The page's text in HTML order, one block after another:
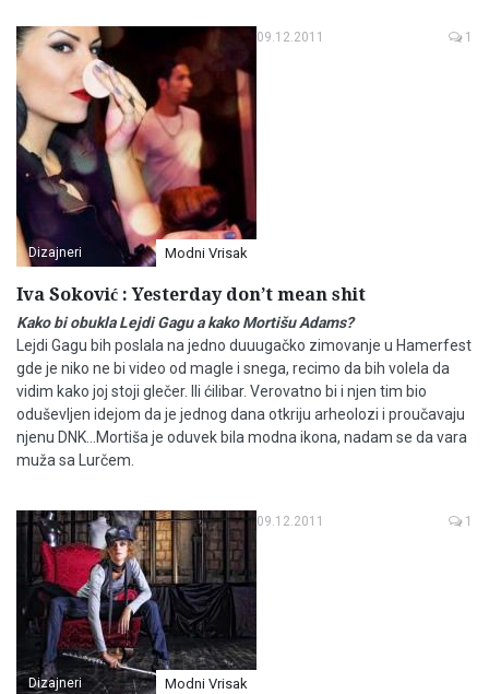
Dizajneri Modni Vrisak
09.12.2011 1
Iva Soković : Yesterday don’t mean shit
Kako bi obukla Lejdi Gagu a kako Mortišu Adams?
Lejdi Gagu bih poslala na jedno duuugačko zimovanje u Hamerfest
gde je niko ne bi video od magle i snega, recimo da bih volela da
vidim kako joj stoji glečer. Ili ćilibar. Verovatno bi i njen tim bio
oduševljen idejom da je jednog dana otkriju arheolozi i proučavaju
njenu DNK...Mortiša je oduvek bila modna ikona, nadam se da vara
muža sa Lurčem.
Dizajneri Modni Vrisak
09.12.2011 1